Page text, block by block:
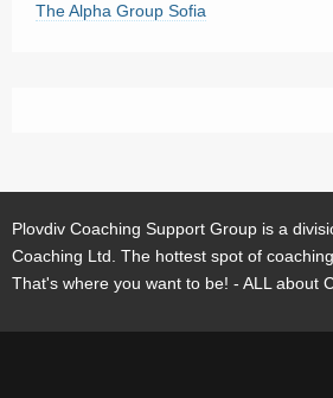
The Alpha Group Sofia
Plovdiv Coaching Support Group is a
Coaching Ltd. The hottest spot of
That's where you want to be! - ALL about